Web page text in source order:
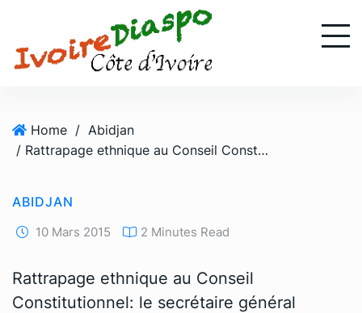
Home / Abidjan
/ Rattrapage ethnique au Conseil Constitutionnel: le secrétaire général Francisco Mélèdje Djèdjro remplacé par Coulibaly Kuibert
ABIDJAN
10 Mars 2015 2 Minutes Read
Rattrapage ethnique au Conseil
Constitutionnel: le secrétaire général